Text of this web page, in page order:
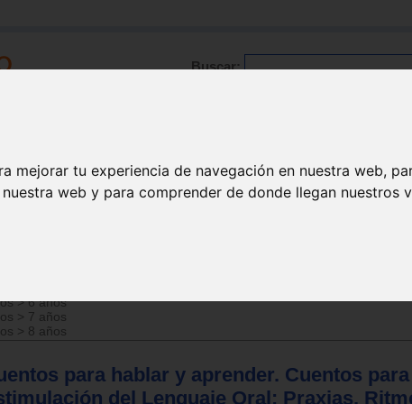
mejorar tu experiencia de navegación en nuestra web,
web y para comprender de donde llegan nuestros
Buscar:
>6 años
> 7 años
> 8 años
para hablar y aprender. Cuentos
del Lenguaje Oral: Praxias,